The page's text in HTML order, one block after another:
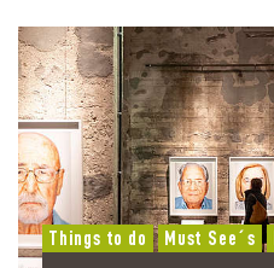
Things to do Must See´s